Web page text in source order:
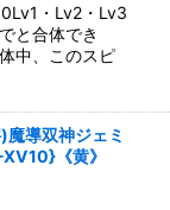
・Lv2・Lv3
と合体でき
中、このスピ
導双神ジェミ
《黄》